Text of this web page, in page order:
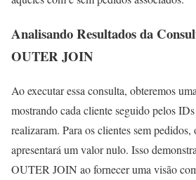
Analisando Resultados da
OUTER JOIN
Ao executar essa consulta, obteremos
mostrando cada cliente seguido pelos
realizaram. Para os clientes sem
apresentará um valor nulo. Isso
OUTER JOIN ao fornecer uma visão